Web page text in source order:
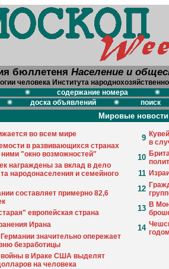
бюллетеня Население и
человека Института
содержание номера
доска объявлений поиск
Мировые новости
во всем мире
в развивающихся странах
"окно возможностей"
награждены за вклад в дело
народонаселения и семейного
составляет примерно 82,6
европейская страна
Ирана
значительно опережает
безработицы
войны в Ираке США выделят
на человека
9 в
10
11
12
13 В
14